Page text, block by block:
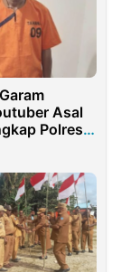
Asal
Polres